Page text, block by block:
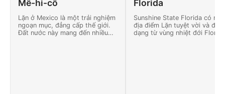
Mê-hi-cô
Lặn ở Mexico là một trải nghiệm
ngoạn mục, đẳng cấp thế giới.
Đất nước này mang đến nhiều
Florida
Sunshine State Florida có
địa điểm Lặn tuyệt vời và đa
dạng từ vùng nhiệt đới Florida